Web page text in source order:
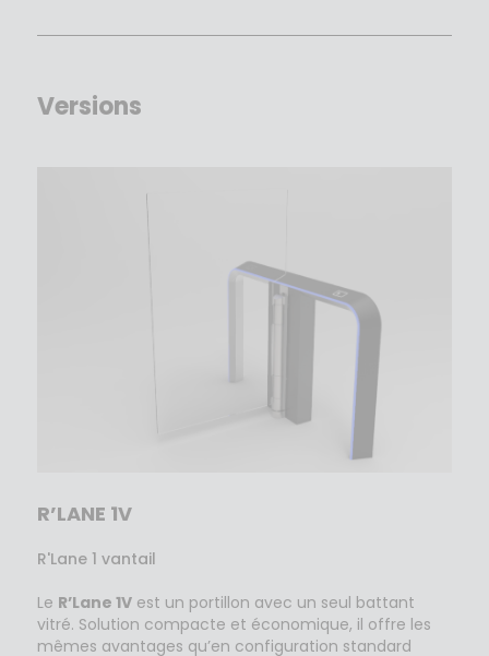
Versions
R’LANE 1V
R'Lane 1 vantail
Le R’Lane 1V est un portillon avec un seul battant
vitré. Solution compacte et économique, il offre les
mêmes avantages qu’en configuration standard